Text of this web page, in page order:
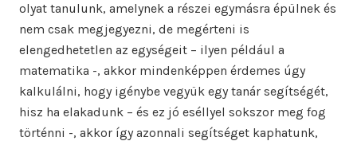
olyat tanulunk, amelynek a részei egymásra épülnek és
nem csak megjegyezni, de megérteni is
elengedhetetlen az egységeit – ilyen például a
matematika -, akkor mindenképpen érdemes úgy
kalkulálni, hogy igénybe vegyük egy tanár segítségét,
hisz ha elakadunk – és ez jó eséllyel sokszor meg fog
történni -, akkor így azonnali segítséget kaphatunk,